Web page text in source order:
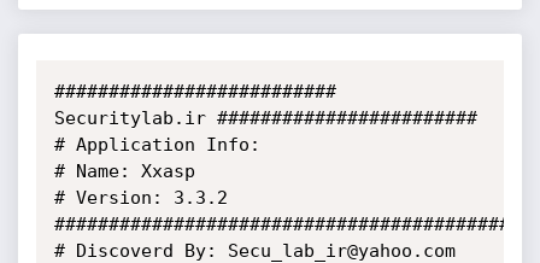
##########################
Securitylab.ir ########################
# Application Info:
# Name: Xxasp
# Version: 3.3.2
# Discoverd By: Secu_lab_ir@yahoo.com